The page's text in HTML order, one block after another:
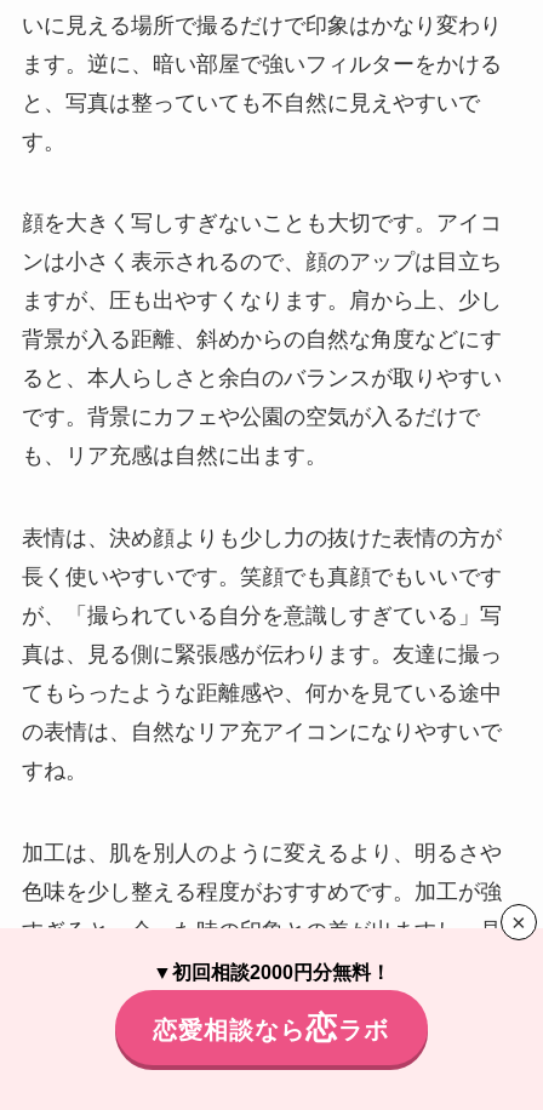
いに見える場所で撮るだけで印象はかなり変わり
ます。逆に、暗い部屋で強いフィルターをかける
と、写真は整っていても不自然に見えやすいで
す。
顔を大きく写しすぎないことも大切です。アイコ
ンは小さく表示されるので、顔のアップは目立ち
ますが、圧も出やすくなります。肩から上、少し
背景が入る距離、斜めからの自然な角度などにす
ると、本人らしさと余白のバランスが取りやすい
です。背景にカフェや公園の空気が入るだけで
も、リア充感は自然に出ます。
表情は、決め顔よりも少し力の抜けた表情の方が
長く使いやすいです。笑顔でも真顔でもいいです
が、「撮られている自分を意識しすぎている」写
真は、見る側に緊張感が伝わります。友達に撮っ
てもらったような距離感や、何かを見ている途中
の表情は、自然なリア充アイコンになりやすいで
すね。
加工は、肌を別人のように変えるより、明るさや
色味を少し整える程度がおすすめです。加工が強
すぎると、会った時の印象との差が出ますし、見
る側にも「盛ろうとしている」と伝わりやすくな
ります。リア充っぽさは、完璧な顔よりも生活の
余裕から出るものです。写真の空気を壊さない範
▼初回相談2000円分無料！
恋愛相談なら恋ラボ
×